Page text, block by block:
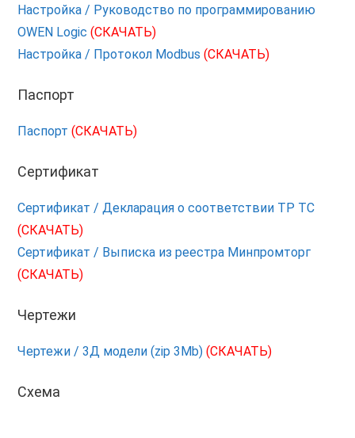
Настройка / Руководство по программированию
OWEN Logic(СКАЧАТЬ)
Настройка / Протокол Modbus(СКАЧАТЬ)
Паспорт
Паспорт(СКАЧАТЬ)
Сертификат
Сертификат / Декларация о соответствии ТР ТС
(СКАЧАТЬ)
Сертификат / Выписка из реестра Минпромторг
(СКАЧАТЬ)
Чертежи
Чертежи / 3Д модели (zip 3Mb)(СКАЧАТЬ)
Схема